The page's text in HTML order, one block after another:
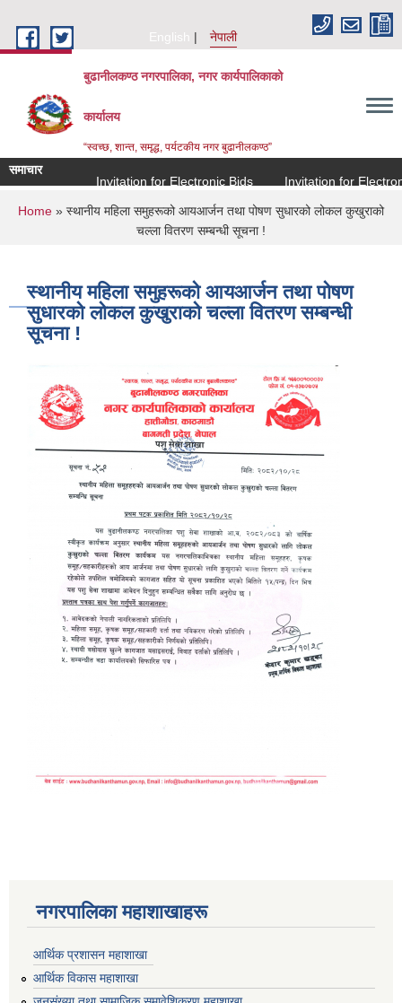
English
नेपाली
बुढानीलकण्ठ नगरपालिका, नगर कार्यपालिकाको
कार्यालय
“स्वच्छ, शान्त, समृद्ध, पर्यटकीय नगर बुढानीलकण्ठ”
समाचार
Invitation for Electronic Bids
Invitation for Electronic
You are here
Home » स्थानीय महिला समुहरूको आयआर्जन तथा पोषण सुधारको लोकल कुखुराको
चल्ला वितरण सम्बन्धी सूचना !
स्थानीय महिला समुहरूको आयआर्जन तथा पोषण
सुधारको लोकल कुखुराको चल्ला वितरण सम्बन्धी
सूचना !
नगरपालिका महाशाखाहरू
आर्थिक प्रशासन महाशाखा
आर्थिक विकास महाशाखा